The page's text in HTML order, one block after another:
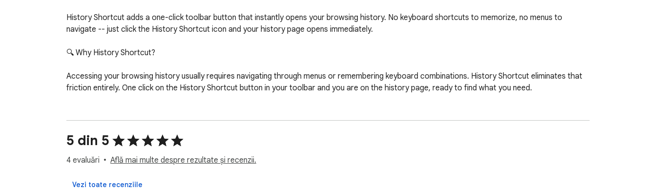
History Shortcut adds a one-click toolbar button that instantly opens your browsing history. No keyboard shortcuts to memorize, no menus to
navigate -- just click the History Shortcut icon and your history page opens immediately.
🔍 Why History Shortcut?
Accessing your browsing history usually requires navigating through menus or remembering keyboard combinations. History Shortcut eliminates that
friction entirely. One click on the History Shortcut button in your toolbar and you are on the history page, ready to find what you need.
✅ Click the History Shortcut toolbar button to open your browser history page
✅ If a history tab is already open, History Shortcut brings it to the front instead of opening a duplicate
✅ History Shortcut works across multiple windows -- it finds your existing history tab no matter which window it is in
5 din 5
4 evaluări Află mai multe despre rezultate și recenzii.
Vezi toate recenziile